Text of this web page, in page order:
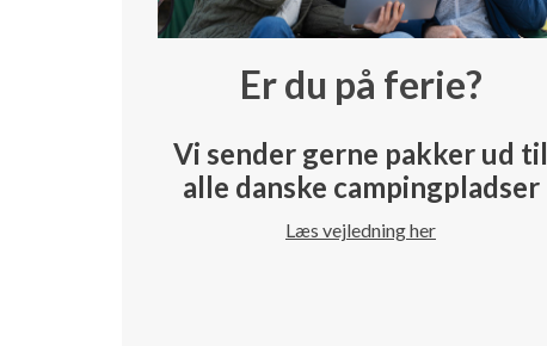
Er du på ferie?
Vi sender gerne pakker ud til
alle danske campingpladser
Læs vejledning her